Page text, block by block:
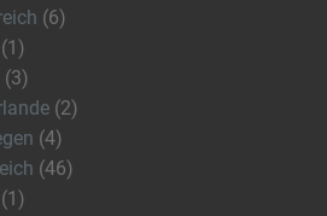
(6)
(1)
(3)
(2)
(4)
(46)
(1)